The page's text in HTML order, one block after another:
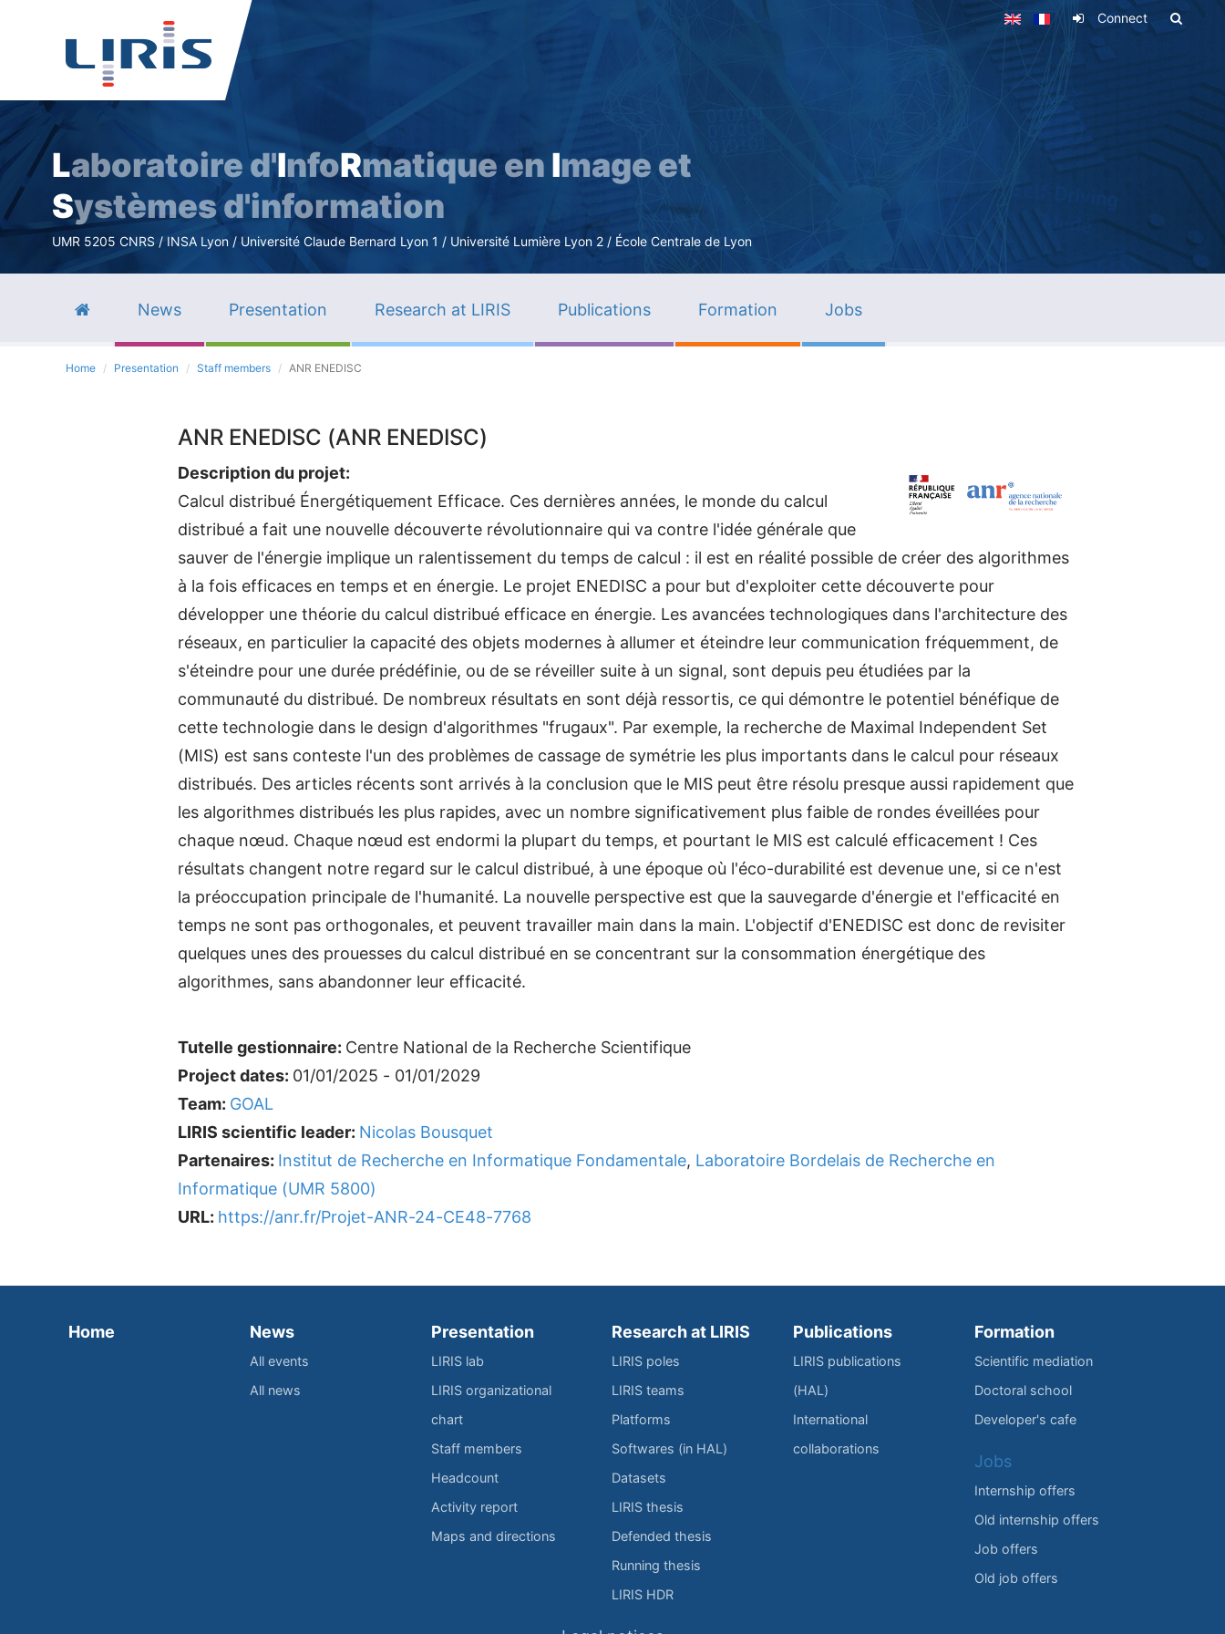
Connect
Laboratoire d'InfoRmatique en Image et
Systèmes d'information
UMR 5205 CNRS / INSA Lyon / Université Claude Bernard Lyon 1 / Université Lumière Lyon 2 / École Centrale de Lyon
News Presentation Research at LIRIS Publications Formation Jobs
Home Presentation Staff members ANR ENEDISC
ANR ENEDISC (ANR ENEDISC)
Description du projet:
Calcul distribué Énergétiquement Efficace. Ces dernières années, le monde du calcul
distribué a fait une nouvelle découverte révolutionnaire qui va contre l'idée générale que
sauver de l'énergie implique un ralentissement du temps de calcul : il est en réalité possible de créer des algorithmes
à la fois efficaces en temps et en énergie. Le projet ENEDISC a pour but d'exploiter cette découverte pour
développer une théorie du calcul distribué efficace en énergie. Les avancées technologiques dans l'architecture des
réseaux, en particulier la capacité des objets modernes à allumer et éteindre leur communication fréquemment, de
s'éteindre pour une durée prédéfinie, ou de se réveiller suite à un signal, sont depuis peu étudiées par la
communauté du distribué. De nombreux résultats en sont déjà ressortis, ce qui démontre le potentiel bénéfique de
cette technologie dans le design d'algorithmes "frugaux". Par exemple, la recherche de Maximal Independent Set
(MIS) est sans conteste l'un des problèmes de cassage de symétrie les plus importants dans le calcul pour réseaux
distribués. Des articles récents sont arrivés à la conclusion que le MIS peut être résolu presque aussi rapidement que
les algorithmes distribués les plus rapides, avec un nombre significativement plus faible de rondes éveillées pour
chaque nœud. Chaque nœud est endormi la plupart du temps, et pourtant le MIS est calculé efficacement ! Ces
résultats changent notre regard sur le calcul distribué, à une époque où l'éco-durabilité est devenue une, si ce n'est
la préoccupation principale de l'humanité. La nouvelle perspective est que la sauvegarde d'énergie et l'efficacité en
temps ne sont pas orthogonales, et peuvent travailler main dans la main. L'objectif d'ENEDISC est donc de revisiter
quelques unes des prouesses du calcul distribué en se concentrant sur la consommation énergétique des
algorithmes, sans abandonner leur efficacité.
Tutelle gestionnaire: Centre National de la Recherche Scientifique
Project dates: 01/01/2025 - 01/01/2029
Team: GOAL
LIRIS scientific leader: Nicolas Bousquet
Partenaires: Institut de Recherche en Informatique Fondamentale, Laboratoire Bordelais de Recherche en
Informatique (UMR 5800)
URL: https://anr.fr/Projet-ANR-24-CE48-7768
Home News
All events
All news
Presentation
LIRIS lab
LIRIS organizational
chart
Staff members
Headcount
Activity report
Maps and directions
Research at LIRIS
LIRIS poles
LIRIS teams
Platforms
Softwares (in HAL)
Datasets
LIRIS thesis
Defended thesis
Running thesis
LIRIS HDR
Publications
LIRIS publications
(HAL)
International
collaborations
Formation
Scientific mediation
Doctoral school
Developer's cafe
Jobs
Internship offers
Old internship offers
Job offers
Old job offers